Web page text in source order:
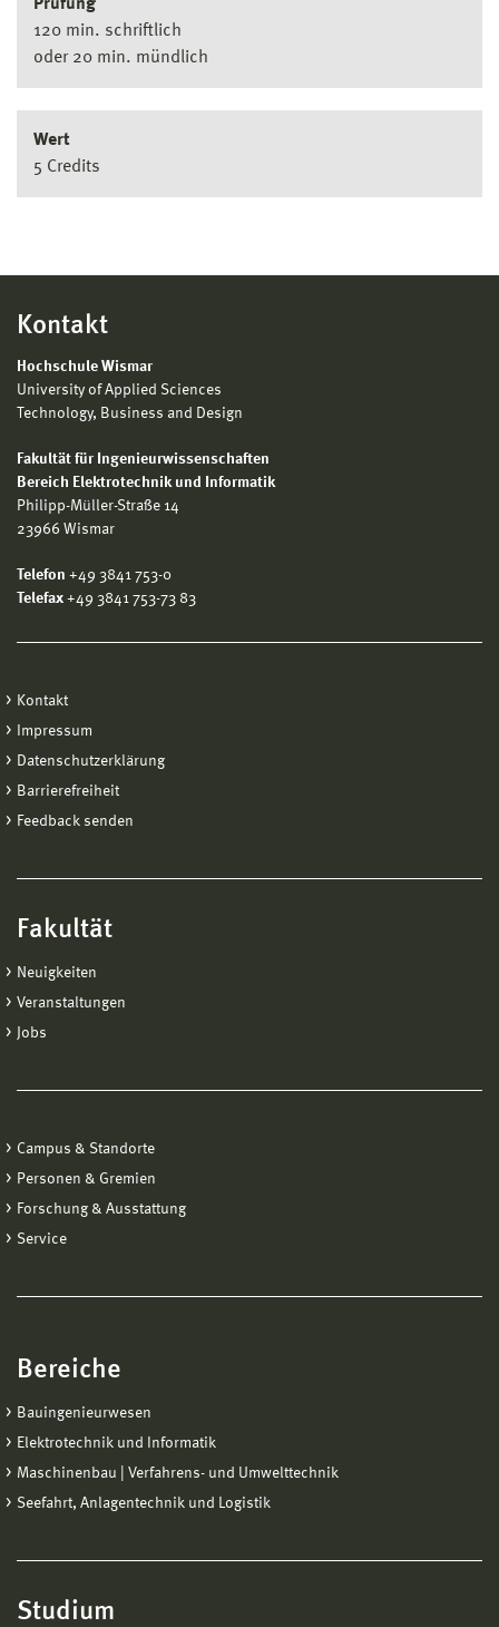
Prüfung
120 min. schriftlich
oder 20 min. mündlich
Wert
5 Credits
Kontakt
Hochschule Wismar
University of Applied Sciences
Technology, Business and Design
Fakultät für Ingenieurwissenschaften
Bereich Elektrotechnik und Informatik
Philipp-Müller-Straße 14
23966 Wismar
Telefon +49 3841 753-0
Telefax +49 3841 753-73 83
Kontakt
Impressum
Datenschutzerklärung
Barrierefreiheit
Feedback senden
Fakultät
Neuigkeiten
Veranstaltungen
Jobs
Campus & Standorte
Personen & Gremien
Forschung & Ausstattung
Service
Bereiche
Bauingenieurwesen
Elektrotechnik und Informatik
Maschinenbau | Verfahrens- und Umwelttechnik
Seefahrt, Anlagentechnik und Logistik
Studium